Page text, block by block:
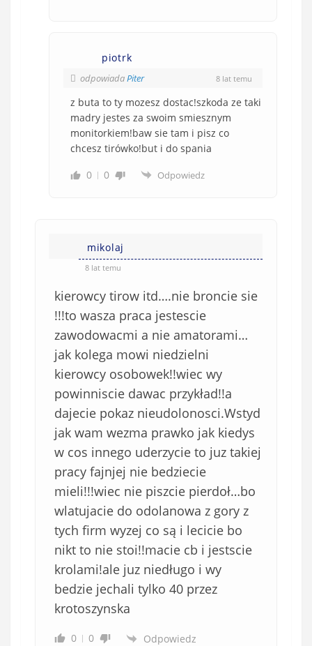
piotrk
odpowiadaPiter 8 lat temu
z buta to ty mozesz dostac!szkoda ze taki
madry jestes za swoim smiesznym
monitorkiem!baw sie tam i pisz co
chcesz tirówko!but i do spania
0
0 Odpowiedz
mikolaj
8 lat temu
kierowcy tirow itd….nie broncie sie
!!!to wasza praca jestescie
zawodowacmi a nie amatorami…
jak kolega mowi niedzielni
kierowcy osobowek!!wiec wy
powinniscie dawac przykład!!a
dajecie pokaz nieudolonosci.Wstyd
jak wam wezma prawko jak kiedys
w cos innego uderzycie to juz takiej
pracy fajnjej nie bedziecie
mieli!!!wiec nie piszcie pierdoł…bo
wlatujacie do odolanowa z gory z
tych firm wyzej co są i lecicie bo
nikt to nie stoi!!macie cb i jestscie
krolami!ale juz niedługo i wy
bedzie jechali tylko 40 przez
krotoszynska
0 0 Odpowiedz